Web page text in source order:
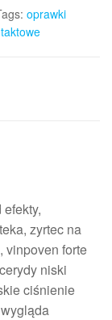
oprawki
zyrtec na
vinpoven forte
niski
ciśnienie